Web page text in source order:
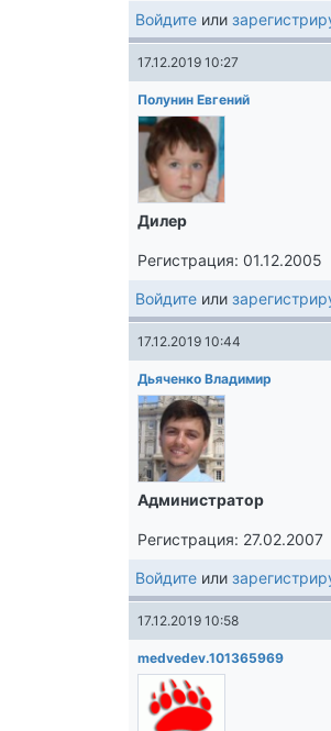
Войдите или
17.12.2019 10:27
Полунин Евгений
Дилер
Регистрация: 01.12.2005
Войдите или
17.12.2019 10:44
Дьяченко Владимир
Администратор
Регистрация: 27.02.2007
Войдите или
17.12.2019 10:58
medvedev.101365969